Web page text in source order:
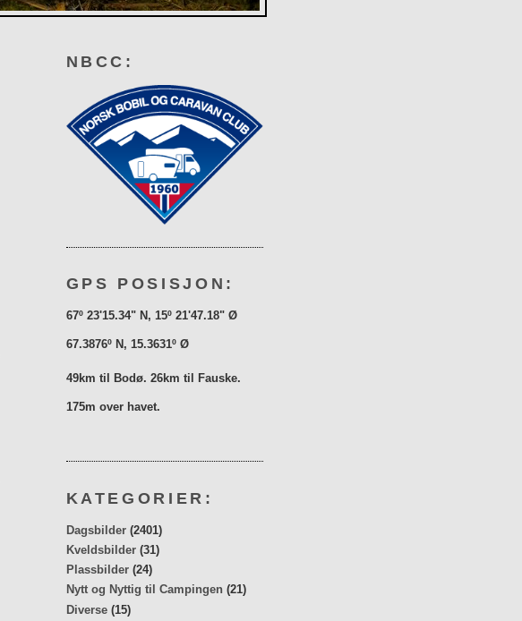
NBCC:
GPS POSISJON:
67º 23'15.34" N, 15º 21'47.18" Ø
67.3876º N, 15.3631º Ø
49km til Bodø. 26km til Fauske.
175m over havet.
KATEGORIER:
Dagsbilder (2401)
Kveldsbilder (31)
Plassbilder (24)
Nytt og Nyttig til Campingen (21)
Diverse (15)